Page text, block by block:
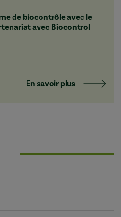
de biocontrôle avec le
avec Biocontrol
En savoir plus